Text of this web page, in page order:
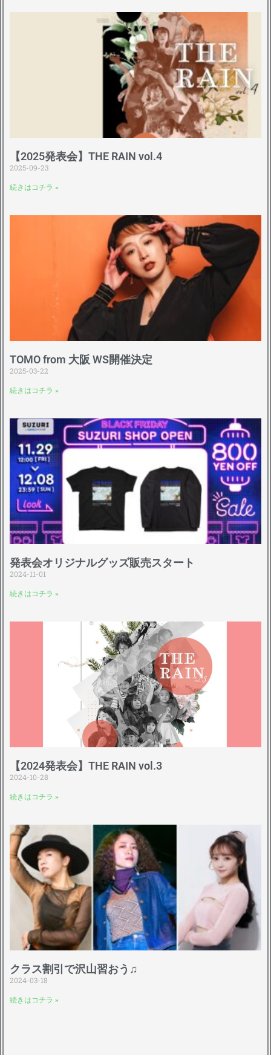
【2025発表会】THE RAIN vol.4
2025-09-23
続きはコチラ »
TOMO from 大阪 WS開催決定
2025-03-22
続きはコチラ »
発表会オリジナルグッズ販売スタート
2024-11-01
続きはコチラ »
【2024発表会】THE RAIN vol.3
2024-10-28
続きはコチラ »
クラス割引で沢山習おう♫
2024-03-18
続きはコチラ »